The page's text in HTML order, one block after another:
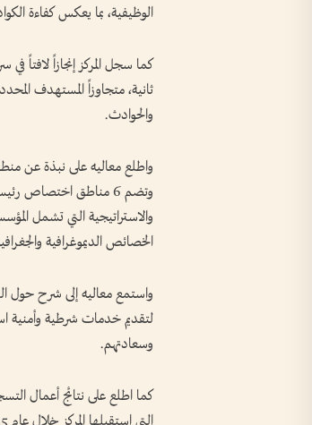
الوظيفية، بما يعكس كفاءة
والحوادث.
والاستراتيجية التي تشمل
الخصائص الديموغرافية
واستمع معاليه إلى شرح حول
لتقديم خدمات شرطية وأمنية
وسعادتهم.
كما اطلع على نتائج أعمال